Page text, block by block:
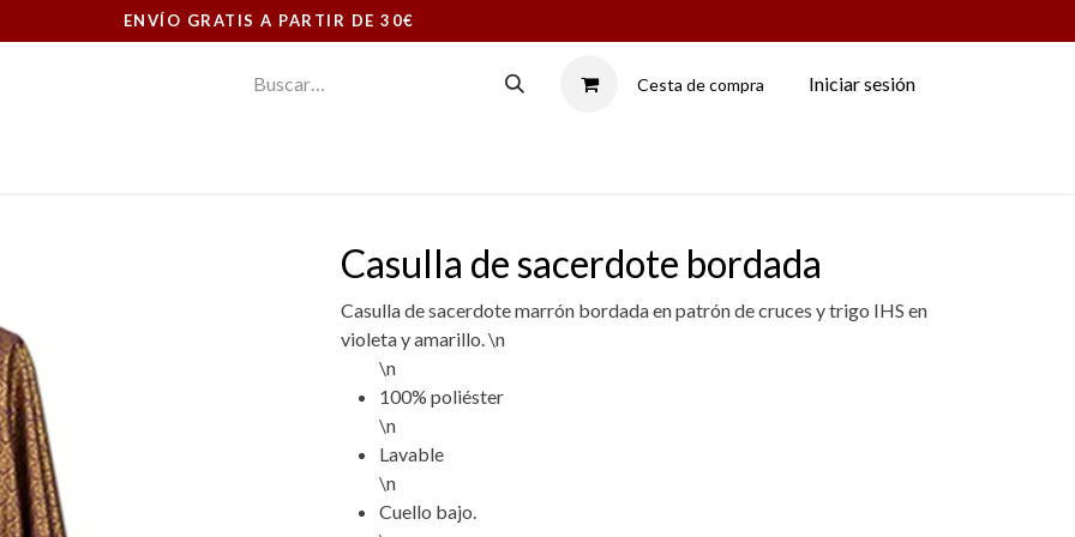
Cesta de compra Iniciar sesión
Casulla de sacerdote bordada
Casulla de sacerdote marrón bordada en patrón de cruces y trigo IHS en
violeta y amarillo. \n
\n
100% poliéster
\n
Lavable
\n
Cuello bajo.
ENVÍO GRATIS A PARTIR DE 30€